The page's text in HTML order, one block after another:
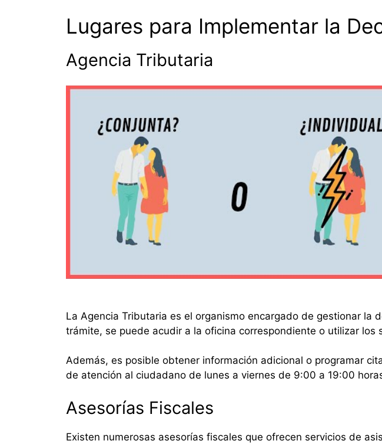
Lugares para Implementar la
Agencia Tributaria
La Agencia Tributaria es el organismo encargado de gestionar la
trámite, se puede acudir a la oficina correspondiente o utilizar los
Además, es posible obtener información adicional o programar
de atención al ciudadano de lunes a viernes de 9:00 a 19:00
Asesorías Fiscales
Existen numerosas asesorías fiscales que ofrecen servicios de